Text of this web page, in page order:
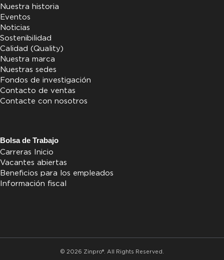
Nuestra historia
Eventos
Noticias
Sostenibilidad
Calidad (Quality)
Nuestra marca
Nuestras sedes
Fondos de investigación
Contacto de ventas
Contacte con nosotros
Bolsa de Trabajo
Carreras Inicio
Vacantes abiertas
Beneficios para los empleados
Información fiscal
© 2026 Zinpro®. All Rights Reserved.